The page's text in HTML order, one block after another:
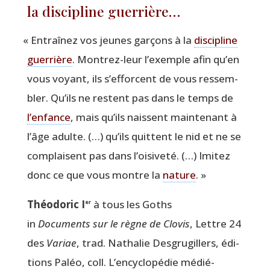
la discipline guerrière…
« Entraî­nez vos jeunes gar­çons à la dis­ci­pline
guer­rière. Mon­trez-leur l’exemple afin qu’en
vous voyant, ils s’efforcent de vous res­sem­
bler. Qu’ils ne res­tent pas dans le temps de
l’en­fance, mais qu’ils naissent main­te­nant à
l’âge adulte. (…) qu’ils quittent le nid et ne se
com­plaisent pas dans l’oisiveté. (…) Imi­tez
donc ce que vous montre la nature. »
Théo­do­ric Ierà tous les Goths
in Docu­ments sur le règne de Clo­vis, Lettre 24
des Variae, trad. Natha­lie Des­gru­gil­lers, édi­
tions Paléo, coll. L’encyclopédie médié­